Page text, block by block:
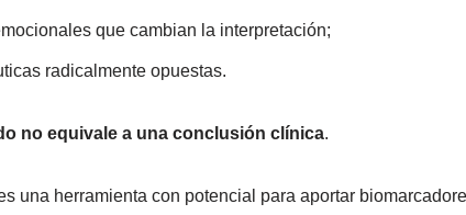
que cambian la interpretación;
radicalmente opuestas.
no equivale a una conclusión clínica.
una herramienta con potencial para aportar